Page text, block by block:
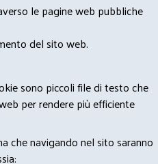
le pagine web pubbliche
del sito web.
sono piccoli file di testo che
per rendere più efficiente
che navigando nel sito saranno